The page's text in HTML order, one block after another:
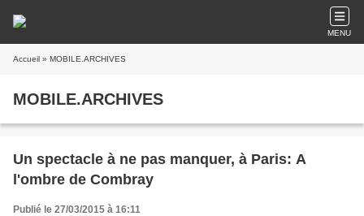
MENU
Accueil » MOBILE.ARCHIVES
MOBILE.ARCHIVES
Un spectacle à ne pas manquer, à Paris: A
l'ombre de Combray
Publié le 27/03/2015 à 16:11